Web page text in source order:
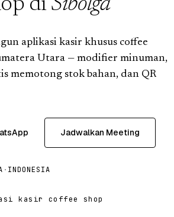
di Sibolga
aplikasi kasir khusus coffee
Utara — modifier minuman,
memotong stok bahan, dan QR
Jadwalkan Meeting
· INDONESIA
kasir coffee shop